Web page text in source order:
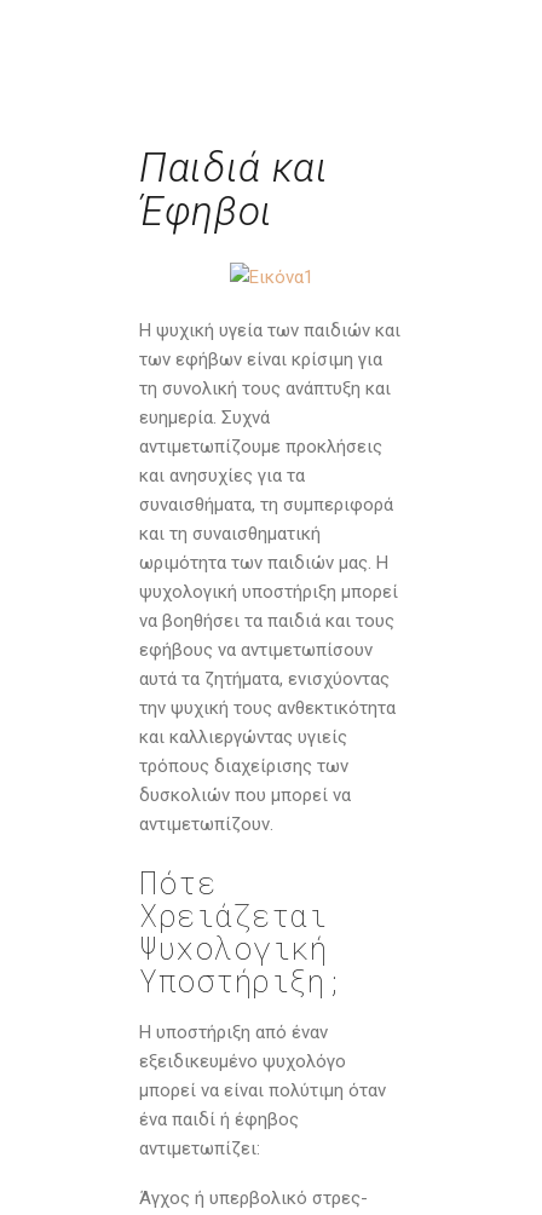
Παιδιά και
Έφηβοι
Η ψυχική υγεία των παιδιών και
των εφήβων είναι κρίσιμη για
τη συνολική τους ανάπτυξη και
ευημερία. Συχνά
αντιμετωπίζουμε προκλήσεις
και ανησυχίες για τα
συναισθήματα, τη συμπεριφορά
και τη συναισθηματική
ωριμότητα των παιδιών μας. Η
ψυχολογική υποστήριξη μπορεί
να βοηθήσει τα παιδιά και τους
εφήβους να αντιμετωπίσουν
αυτά τα ζητήματα, ενισχύοντας
την ψυχική τους ανθεκτικότητα
και καλλιεργώντας υγιείς
τρόπους διαχείρισης των
δυσκολιών που μπορεί να
αντιμετωπίζουν.
Πότε
Χρειάζεται
Ψυχολογική
Υποστήριξη;
Η υποστήριξη από έναν
εξειδικευμένο ψυχολόγο
μπορεί να είναι πολύτιμη όταν
ένα παιδί ή έφηβος
αντιμετωπίζει:
Άγχος ή υπερβολικό στρες-